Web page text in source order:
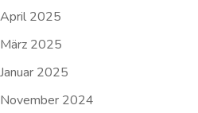
April 2025
März 2025
Januar 2025
November 2024